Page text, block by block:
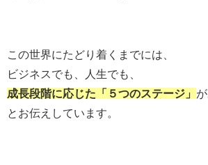
この世界にたどり着くまでには、
ビジネスでも、人生でも、
成長段階に応じた「５つのステージ」
とお伝えしています。